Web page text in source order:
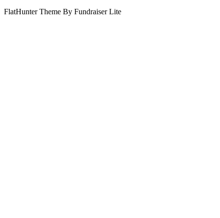
FlatHunter Theme By Fundraiser Lite